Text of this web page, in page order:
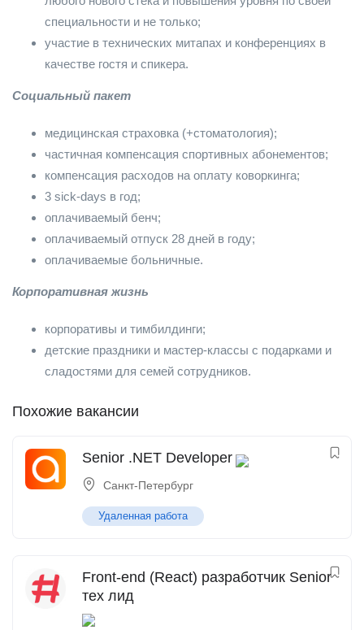
специальности и не только;
участие в технических митапах и конференциях в
качестве гостя и спикера.
Социальный пакет
медицинская страховка (+стоматология);
частичная компенсация спортивных абонементов;
компенсация расходов на оплату коворкинга;
3 sick-days в год;
оплачиваемый бенч;
оплачиваемый отпуск 28 дней в году;
оплачиваемые больничные.
Корпоративная жизнь
корпоративы и тимбилдинги;
детские праздники и мастер-классы с подарками и
сладостями для семей сотрудников.
Похожие вакансии
Senior .NET Developer
Санкт-Петербург
Удаленная работа
Front-end (React) разработчик Senior
тех лид